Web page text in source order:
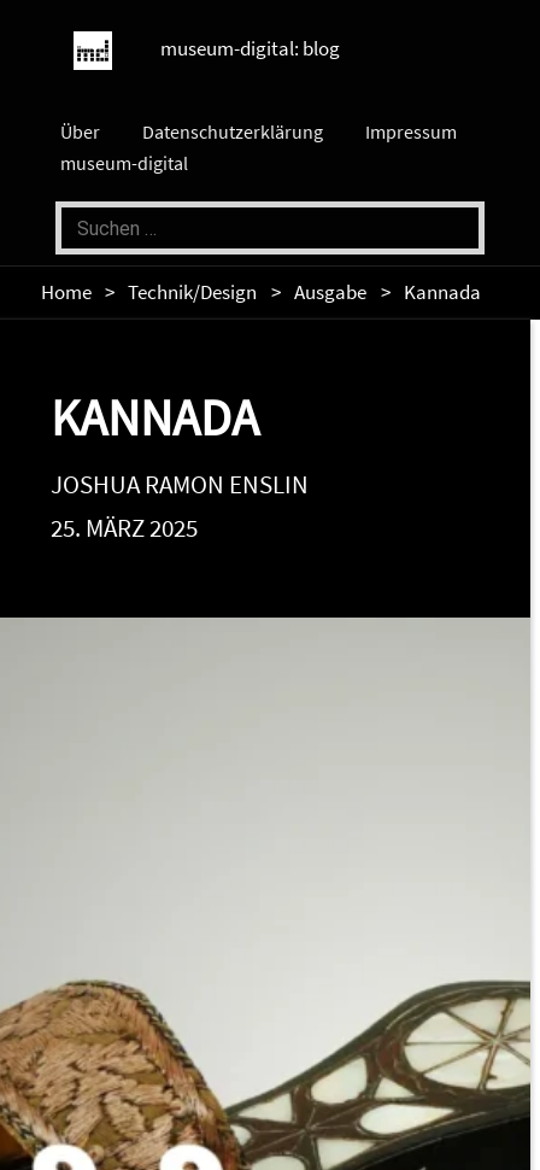
museum-digital: blog
Über Datenschutzerklärung
Impressum
museum-digital
Home Technik/Design Ausgabe Kannada
KANNADA
JOSHUA RAMON ENSLIN
25. MÄRZ 2025